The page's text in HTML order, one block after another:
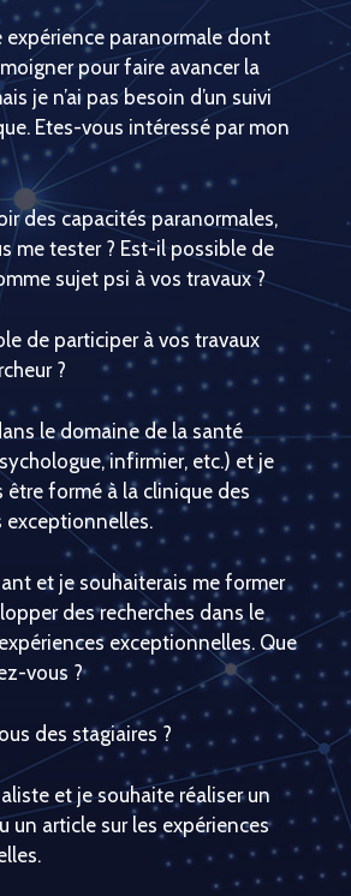
expérience paranormale dont
pour faire avancer la
je n’ai pas besoin d’un suivi
Etes-vous intéressé par mon
des capacités paranormales,
me tester ? Est-il possible de
sujet psi à vos travaux ?
de participer à vos travaux
?
le domaine de la santé
infirmier, etc.) et je
être formé à la clinique des
exceptionnelles.
et je souhaiterais me former
des recherches dans le
exceptionnelles. Que
vous ?
des stagiaires ?
et je souhaite réaliser un
un article sur les expériences